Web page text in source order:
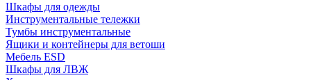
Шкафы для одежды
Инструментальные тележки
Тумбы инструментальные
Ящики и контейнеры для ветоши
Мебель ESD
Шкафы для ЛВЖ